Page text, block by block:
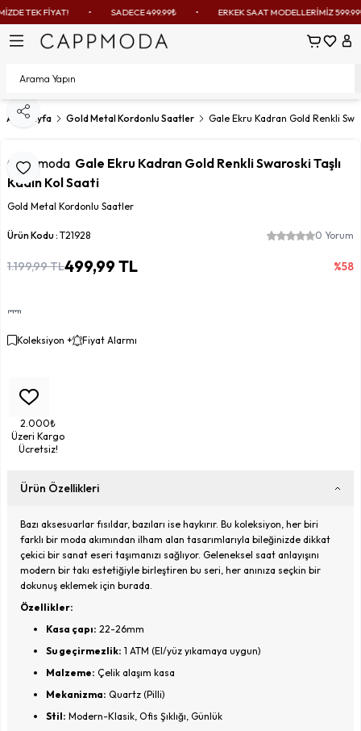
TEK FİYAT! SADECE 499.99₺ ERKEK SAAT MODELLERİMİZ 599.99₺
Sepetim
Ana Sayfa Gold Metal Kordonlu Saatler Gale Ekru Kadran Gold Renkli
Favoriye Ekle
Paylaş
Cappmoda Gale Ekru Kadran Gold Renkli Swaroski Taşlı
Kadın Kol Saati
Gold Metal Kordonlu Saatler
Ürün Kodu : T21928 0 Yorum
1.199,99TL499,99 TL %58
Koleksiyon + Fiyat Alarmı
2.000₺
Üzeri Kargo
Ücretsiz!
Ürün Özellikleri
Bazı aksesuarlar fısıldar, bazıları ise haykırır. Bu koleksiyon, her biri
farklı bir moda akımından ilham alan tasarımlarıyla bileğinizde dikkat
çekici bir sanat eseri taşımanızı sağlıyor. Geleneksel saat anlayışını
modern bir takı estetiğiyle birleştiren bu seri, her anınıza seçkin bir
dokunuş eklemek için burada.
Özellikler:
Kasa çapı: 22-26mm
Su geçirmezlik: 1 ATM (El/yüz yıkamaya uygun)
Malzeme: Çelik alaşım kasa
Mekanizma: Quartz (Pilli)
Stil: Modern-Klasik, Ofis Şıklığı, Günlük